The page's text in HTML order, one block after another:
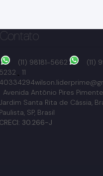
São Paulo, Brasil
Contato
(11) 98181-5662
(11)
5232
11
40334294
Avenida Antônio Pires
Santa Rita de Cássia,
Paulista, SP, Brasil
CRECI: 30.266-J